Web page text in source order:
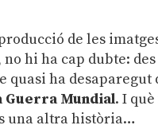
de les
hi ha cap dubte:
ha desaparegut
Guerra Mundial. I
una altra història…